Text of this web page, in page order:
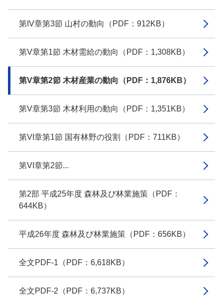
第IV章第3節 山村の動向（PDF：912KB）
第V章第1節 木材需給の動向（PDF：1,308KB）
第V章第2節 木材産業の動向（PDF：1,876KB）
第V章第3節 木材利用の動向（PDF：1,351KB）
第VI章第1節 国有林野の役割（PDF：711KB）
第VI章第2節...
第2部 平成25年度 森林及び林業施策（PDF：
644KB）
平成26年度 森林及び林業施策（PDF：656KB）
全文PDF-1（PDF：6,618KB）
全文PDF-2（PDF：6,737KB）